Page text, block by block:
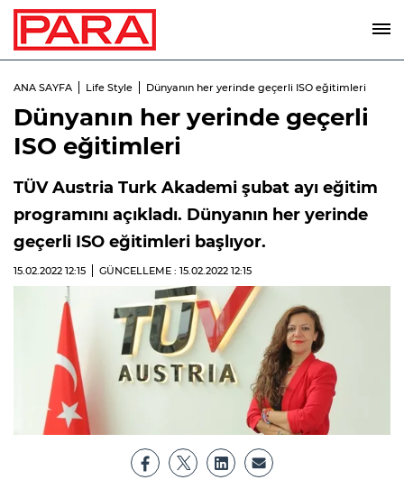
ANA SAYFA Life Style Dünyanın her yerinde geçerli ISO eğitimleri
Dünyanın her yerinde geçerli
ISO eğitimleri
TÜV Austria Turk Akademi şubat ayı eğitim
programını açıkladı. Dünyanın her yerinde
geçerli ISO eğitimleri başlıyor.
15.02.2022 12:15 GÜNCELLEME : 15.02.2022 12:15